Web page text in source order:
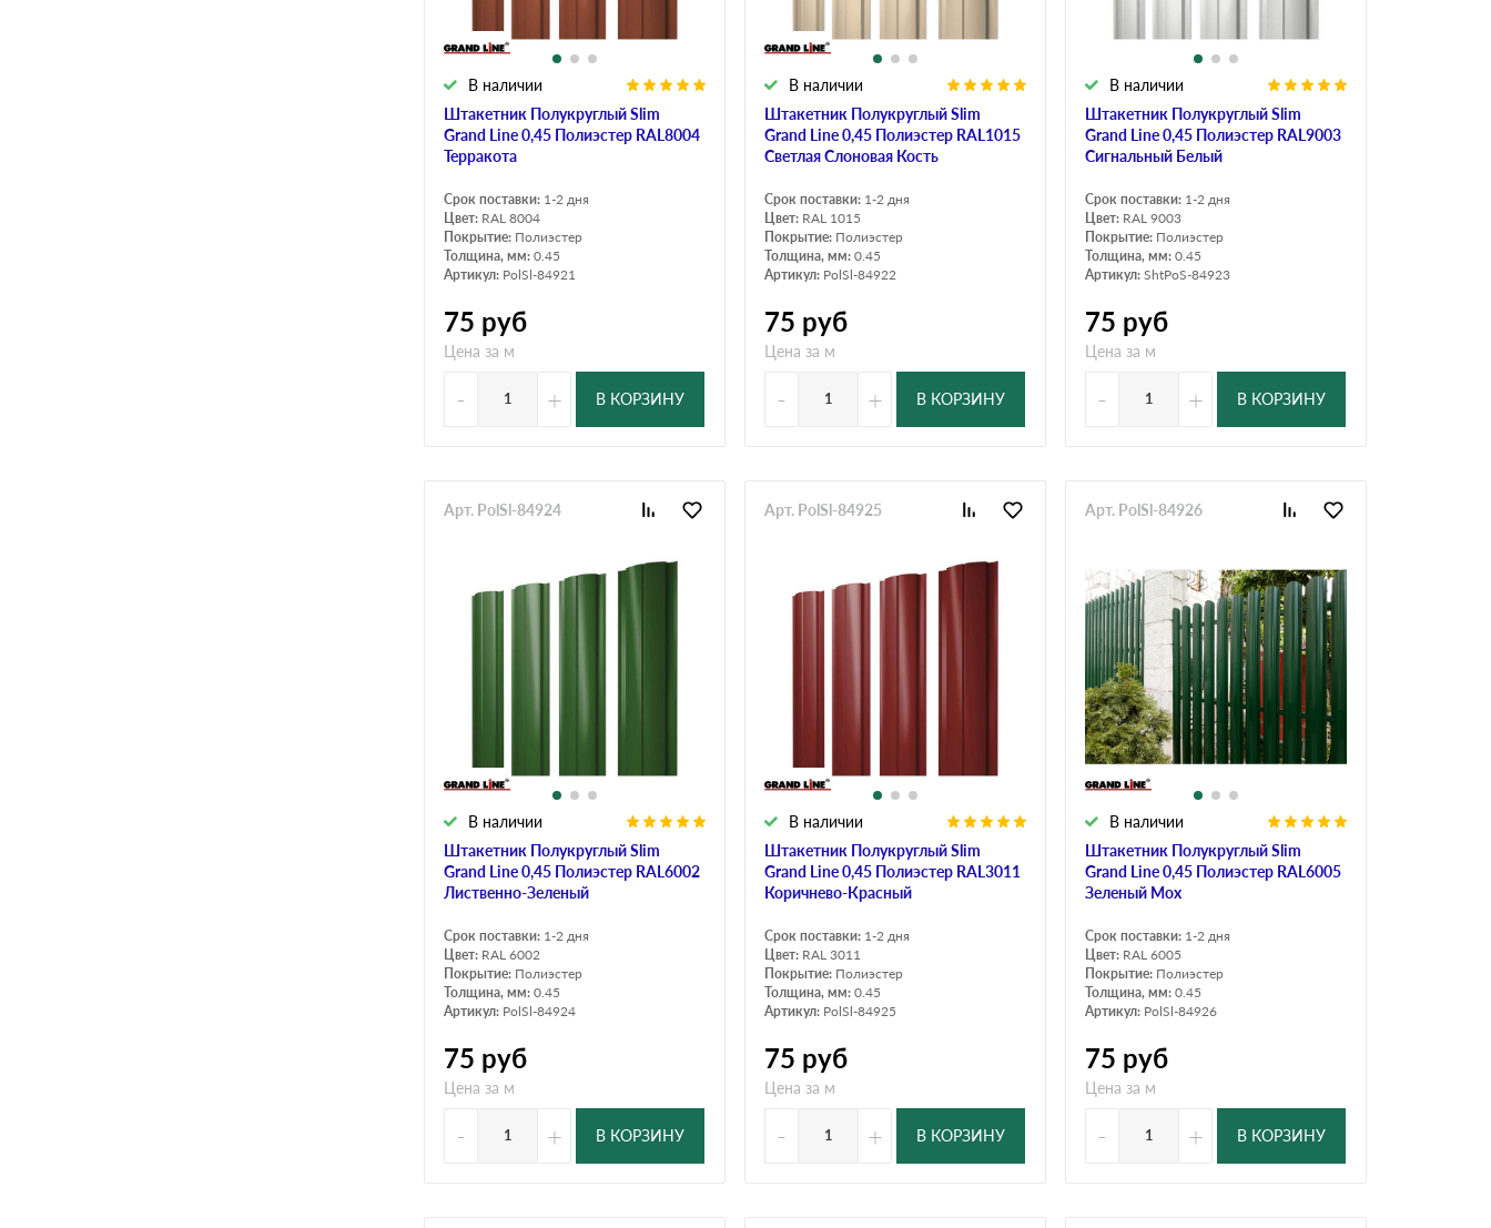
Штакетник Полукруглый Slim
Grand Line 0,45 Полиэстер RAL8004
Терракота
В наличии
Срок поставки: 1-2 дня
Цвет: RAL 8004
Покрытие: Полиэстер
Толщина, мм: 0.45
Артикул: PolSl-84921
75 руб
Цена за м
- + В КОРЗИНУ
Штакетник Полукруглый Slim
Grand Line 0,45 Полиэстер RAL1015
Светлая Слоновая Кость
В наличии
Срок поставки: 1-2 дня
Цвет: RAL 1015
Покрытие: Полиэстер
Толщина, мм: 0.45
Артикул: PolSl-84922
75 руб
Цена за м
- + В КОРЗИНУ
Штакетник Полукруглый Slim
Grand Line 0,45 Полиэстер RAL9003
Сигнальный Белый
В наличии
Срок поставки: 1-2 дня
Цвет: RAL 9003
Покрытие: Полиэстер
Толщина, мм: 0.45
Артикул: ShtPoS-84923
75 руб
Цена за м
- + В КОРЗИНУ
Штакетник Полукруглый Slim
Grand Line 0,45 Полиэстер RAL6002
Лиственно-Зеленый
В наличии
Арт. PolSl-84924
Срок поставки: 1-2 дня
Цвет: RAL 6002
Покрытие: Полиэстер
Толщина, мм: 0.45
Артикул: PolSl-84924
75 руб
Цена за м
- + В КОРЗИНУ
Штакетник Полукруглый Slim
Grand Line 0,45 Полиэстер RAL3011
Коричнево-Красный
В наличии
Арт. PolSl-84925
Срок поставки: 1-2 дня
Цвет: RAL 3011
Покрытие: Полиэстер
Толщина, мм: 0.45
Артикул: PolSl-84925
75 руб
Цена за м
- + В КОРЗИНУ
Штакетник Полукруглый Slim
Grand Line 0,45 Полиэстер RAL6005
Зеленый Мох
В наличии
Арт. PolSl-84926
Срок поставки: 1-2 дня
Цвет: RAL 6005
Покрытие: Полиэстер
Толщина, мм: 0.45
Артикул: PolSl-84926
75 руб
Цена за м
- + В КОРЗИНУ